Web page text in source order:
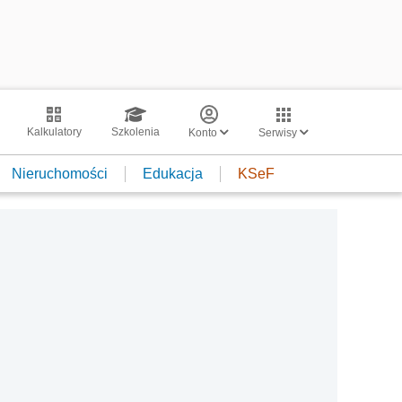
Kalkulatory Szkolenia Konto Serwisy
Nieruchomości Edukacja KSeF